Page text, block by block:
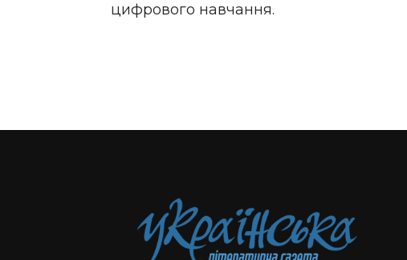
цифрового навчання.